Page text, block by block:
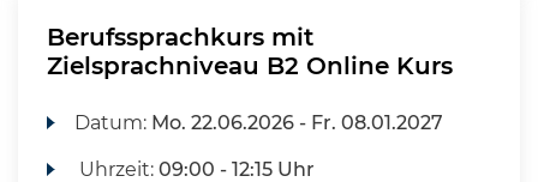
Berufssprachkurs mit
Zielsprachniveau B2 Online Kurs
Datum: Mo. 22.06.2026 - Fr. 08.01.2027
Uhrzeit:09:00 - 12:15 Uhr